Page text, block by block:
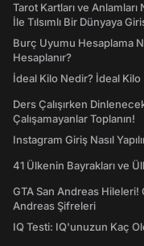
Tarot Kartları ve
İle Tılsımlı Bir Dünyaya
Burç Uyumu Hesaplama
Hesaplanır?
İdeal Kilo Nedir? İdeal Kilo
Ders Çalışırken
Çalışamayanlar Toplanın!
Instagram Giriş Nasıl
41 Ülkenin Bayrakları ve
GTA San Andreas
Andreas Şifreleri
IQ Testi: IQ'unuzun Kaç